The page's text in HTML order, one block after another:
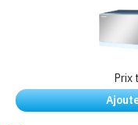
Prix